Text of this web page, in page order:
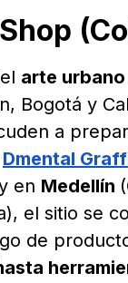
arte urbano
Bogotá y
a
Dmental
en Medellín
el sitio se
de